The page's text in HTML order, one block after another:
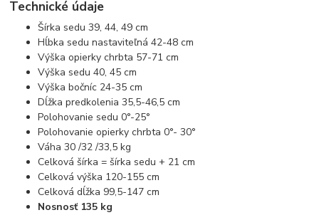
Technické údaje
Šírka sedu 39, 44, 49 cm
Hĺbka sedu nastaviteľná 42-48 cm
Výška opierky chrbta 57-71 cm
Výška sedu 40, 45 cm
Výška bočníc 24-35 cm
Dĺžka predkolenia 35,5-46,5 cm
Polohovanie sedu 0°-25°
Polohovanie opierky chrbta 0°- 30°
Váha 30 /32 /33,5 kg
Celková šírka = šírka sedu + 21 cm
Celková výška 120-155 cm
Celková dĺžka 99,5-147 cm
Nosnosť 135 kg